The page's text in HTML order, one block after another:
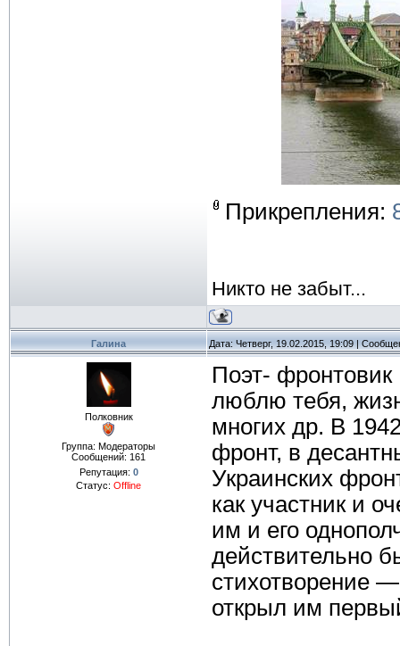
Прикрепления:
Никто не забыт...
Галина Дата: Четверг, 19.02.2015, 19:09 |
Полковник
Группа: Модераторы
Сообщений: 161
Репутация: 0
Статус: Offline
Поэт-
люблю тебя,
многих др. В
фронт, в
Украинских
как участник и
им и его
действительно
стихотворение —
открыл им